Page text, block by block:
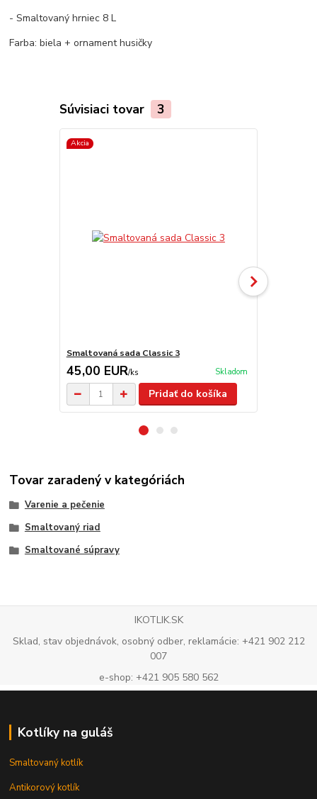
- Smaltovaný hrniec 8 L
Farba: biela + ornament husičky
Súvisiaci tovar 3
Akcia
Smaltovaná sada Classic 3
45,00 EUR/ks Skladom
Pridať do košíka
Tovar zaradený v kategóriách
Varenie a pečenie
Smaltovaný riad
Smaltované súpravy
IKOTLIK.SK
Sklad, stav objednávok, osobný odber, reklamácie: +421 902 212
007
e-shop: +421 905 580 562
Kotlíky na guláš
Smaltovaný kotlík
Antikorový kotlík